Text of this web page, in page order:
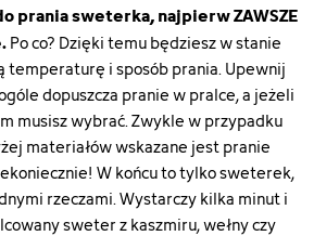
prania sweterka, najpierw ZAWSZE
Po co? Dzięki temu będziesz w stanie
temperaturę i sposób prania. Upewnij
dopuszcza pranie w pralce, a jeżeli
musisz wybrać. Zwykle w przypadku
materiałów wskazane jest pranie
W końcu to tylko sweterek,
rzeczami. Wystarczy kilka minut i
sweter z kaszmiru, wełny czy